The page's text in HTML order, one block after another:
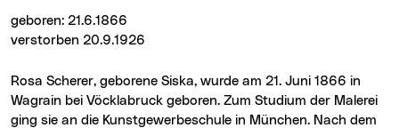
geboren: 21.6.1866
verstorben 20.9.1926
Rosa Scherer, geborene Siska, wurde am 21. Juni 1866 in
Wagrain bei Vöcklabruck geboren. Zum Studium der Malerei
ging sie an die Kunstgewerbeschule in München. Nach dem